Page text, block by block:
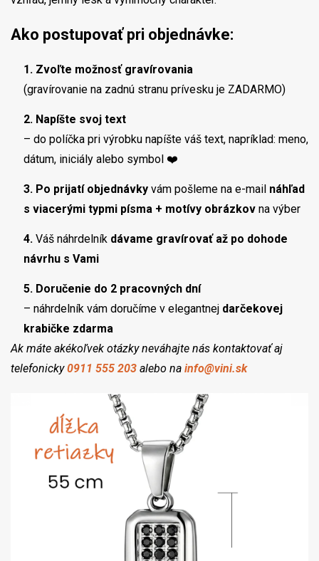
Ako postupovať pri objednávke:
1. Zvoľte možnosť gravírovania
(gravírovanie na zadnú stranu prívesku je ZADARMO)
2. Napíšte svoj text
– do políčka pri výrobku napíšte váš text, napríklad: meno,
dátum, iniciály alebo symbol ❤️
3. Po prijatí objednávky vám pošleme na e-mail náhľad
s viacerými typmi písma + motívy obrázkov na výber
4. Váš náhrdelník dávame gravírovať až po dohode
návrhu s Vami
5. Doručenie do 2 pracovných dní
– náhrdelník vám doručíme v elegantnej darčekovej
krabičke zdarma
Ak máte akékoľvek otázky neváhajte nás kontaktovať aj
telefonicky0911 555 203 alebo na info@vini.sk